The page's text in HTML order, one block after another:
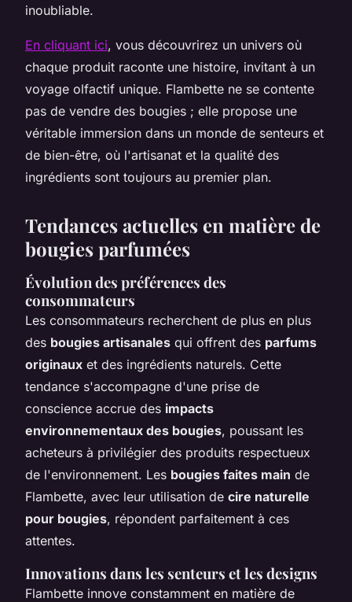
inoubliable.
En cliquant ici, vous découvrirez un univers où
chaque produit raconte une histoire, invitant à un
voyage olfactif unique. Flambette ne se contente
pas de vendre des bougies ; elle propose une
véritable immersion dans un monde de senteurs et
de bien-être, où l'artisanat et la qualité des
ingrédients sont toujours au premier plan.
Tendances actuelles en matière de
bougies parfumées
Évolution des préférences des
consommateurs
Les consommateurs recherchent de plus en plus
des bougies artisanales qui offrent des parfums
originaux et des ingrédients naturels. Cette
tendance s'accompagne d'une prise de
conscience accrue des impacts
environnementaux des bougies, poussant les
acheteurs à privilégier des produits respectueux
de l'environnement. Les bougies faites main de
Flambette, avec leur utilisation de cire naturelle
pour bougies, répondent parfaitement à ces
attentes.
Innovations dans les senteurs et les designs
Flambette innove constamment en matière de